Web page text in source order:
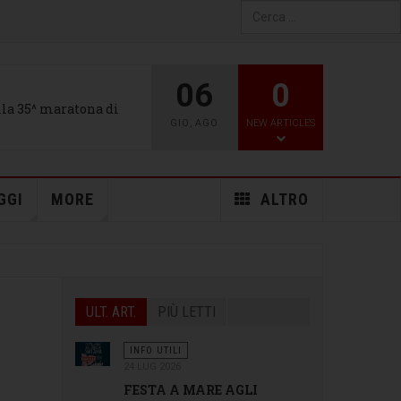
for results.
35^ maratona di
06
GIO , AGO
0
NEW ARTICLES
ALTRO
MORE
ULT. ART. PIÙ LETTI
INFO UTILI
FESTA A MARE AGLI